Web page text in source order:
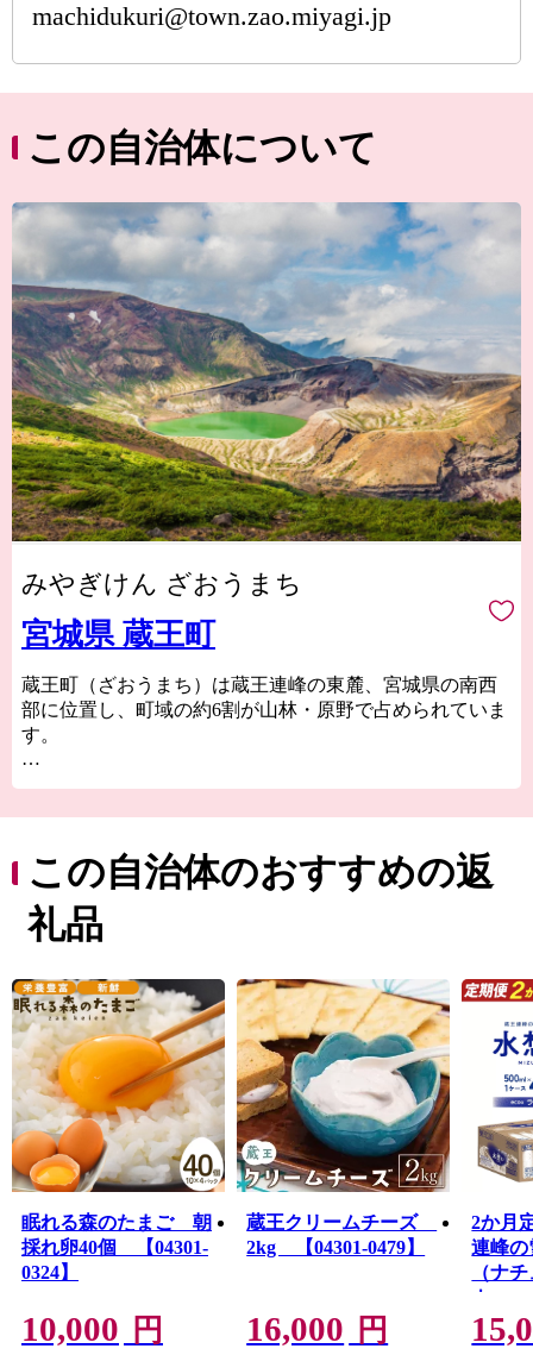
machidukuri@town.zao.miyagi.jp
この自治体について
みやぎけん ざおうまち
宮城県 蔵王町
蔵王町（ざおうまち）は蔵王連峰の東麓、宮城県の南西
部に位置し、町域の約6割が山林・原野で占められていま
す。
煮会での逸品『里芋』。全国的に人気の高いチーズ。
牛・豚・鶏・鴨の肉類や卵。そして『水』の美味しさか
ら、飲料水の生産工場もございます。
蔵王の象徴『御釜』をはじめ、季節ごとに雪の壁、新
緑、紅葉のドライブが楽しめる山岳道路『蔵王エコーラ
イン』。花の季節は、水田と残雪の蔵王とのコラボレー
ションが素敵。秋は食材の宝庫ならではの地場産品直売
祭りが毎週のように開催されます。冬はスキーと樹氷鑑
賞。そして温泉。
癒・遊・食の全てを満喫できます。
この自治体のおすすめの返
礼品
眠れる森のたまご 朝
採れ卵40個 【04301-
0324】
10,000 円
蔵王クリームチーズ
2kg 【04301-0479】
16,000 円
2か月
連峰の
（ナ
ウォ
レス
42L